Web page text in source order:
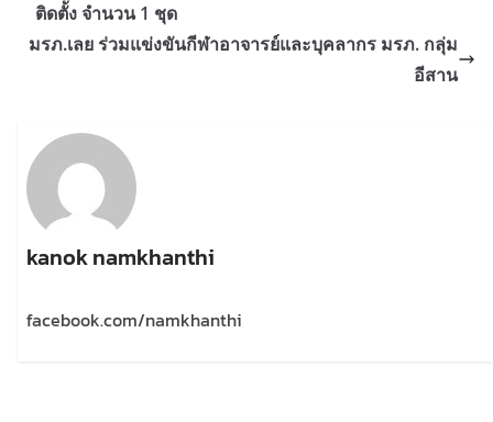
ติดตั้ง จำนวน 1 ชุด
มรภ.เลย ร่วมแข่งขันกีฬาอาจารย์และบุคลากร มรภ. กลุ่ม
อีสาน
kanok namkhanthi
facebook.com/namkhanthi